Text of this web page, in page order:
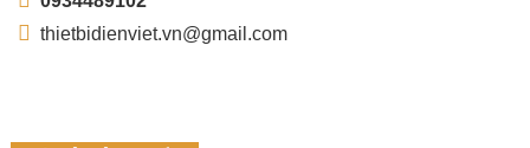
thietbidienviet.vn@gmail.com